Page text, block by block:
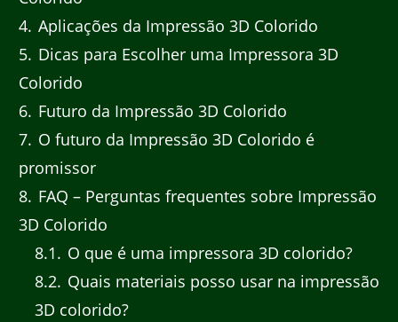
4 Aplicações da Impressão 3D Colorido
5 Dicas para Escolher uma Impressora 3D
Colorido
6 Futuro da Impressão 3D Colorido
7 O futuro da Impressão 3D Colorido é
promissor
8 FAQ – Perguntas frequentes sobre Impressão
3D Colorido
8.1
O que é uma impressora 3D colorido?
8.2 Quais materiais posso usar na impressão
3D colorido?